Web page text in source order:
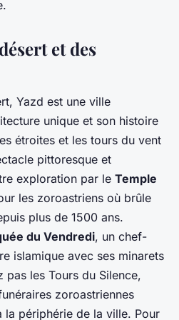
et des
Yazd est une ville
unique et son histoire
étroites et les tours du vent
pittoresque et
exploration par le Temple
les zoroastriens où brûle
plus de 1500 ans.
du Vendredi, un chef-
islamique avec ses minarets
pas les Tours du Silence,
zoroastriennes
la périphérie de la ville. Pour